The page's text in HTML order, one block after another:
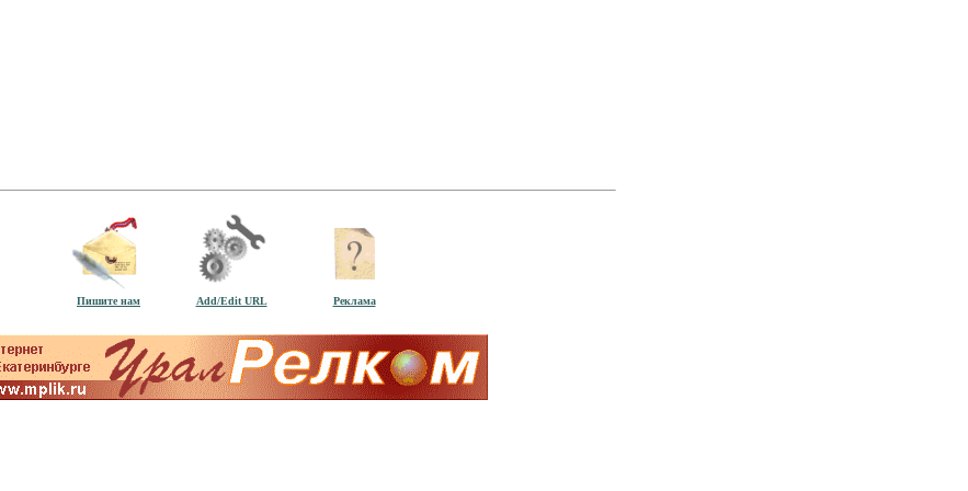
Пишите нам Add/Edit URL Реклама